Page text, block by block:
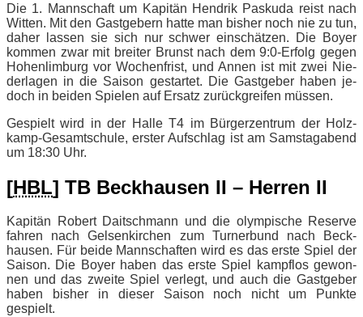
Die 1. Mann­schaft um Ka­pi­tän Hen­drik Pas­ku­da reist nach
Wit­ten. Mit den Gast­ge­bern hat­te man bis­her noch nie zu tun,
da­her las­sen sie sich nur schwer ein­schät­zen. Die Boy­er
kom­men zwar mit brei­ter Brunst nach dem 9:0‑Erfolg ge­gen
Ho­hen­lim­burg vor Wo­chen­frist, und An­nen ist mit zwei Nie­
der­la­gen in die Sai­son ge­star­tet. Die Gast­ge­ber ha­ben je­
doch in bei­den Spie­len auf Er­satz zu­rück­grei­fen müssen.
Ge­spielt wird in der Hal­le T4 im Bür­ger­zen­trum der Holz­
kamp-Ge­samt­schu­le, ers­ter Auf­schlag ist am Sams­tag­abend
um 18:30 Uhr.
[HBL] TB Beck­hausen II – Her­ren II
Ka­pi­tän Ro­bert Dait­sch­mann und die olym­pi­sche Re­ser­ve
fah­ren nach Gel­sen­kir­chen zum Tur­ner­bund nach Beck­
hausen. Für bei­de Mann­schaf­ten wird es das ers­te Spiel der
Sai­son. Die Boy­er ha­ben das ers­te Spiel kampf­los ge­won­
nen und das zwei­te Spiel ver­legt, und auch die Gast­ge­ber
ha­ben bis­her in die­ser Sai­son noch nicht um Punk­te
gespielt.